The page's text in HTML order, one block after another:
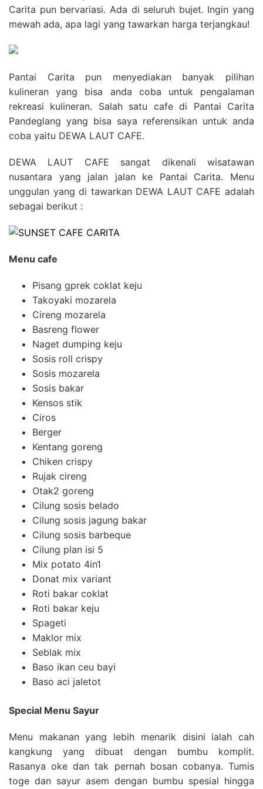
Carita pun bervariasi. Ada di seluruh bujet. Ingin yang
mewah ada, apa lagi yang tawarkan harga terjangkau!
Pantai Carita pun menyediakan banyak pilihan
kulineran yang bisa anda coba untuk pengalaman
rekreasi kulineran. Salah satu cafe di Pantai Carita
Pandeglang yang bisa saya referensikan untuk anda
coba yaitu DEWA LAUT CAFE.
DEWA LAUT CAFE sangat dikenali wisatawan
nusantara yang jalan jalan ke Pantai Carita. Menu
unggulan yang di tawarkan DEWA LAUT CAFE adalah
sebagai berikut :
Menu cafe
Pisang gprek coklat keju
Takoyaki mozarela
Cireng mozarela
Basreng flower
Naget dumping keju
Sosis roll crispy
Sosis mozarela
Sosis bakar
Kensos stik
Ciros
Berger
Kentang goreng
Chiken crispy
Rujak cireng
Otak2 goreng
Cilung sosis belado
Cilung sosis jagung bakar
Cilung sosis barbeque
Cilung plan isi 5
Mix potato 4in1
Donat mix variant
Roti bakar coklat
Roti bakar keju
Spageti
Maklor mix
Seblak mix
Baso ikan ceu bayi
Baso aci jaletot
Special Menu Sayur
Menu makanan yang lebih menarik disini ialah cah
kangkung yang dibuat dengan bumbu komplit.
Rasanya oke dan tak pernah bosan cobanya. Tumis
toge dan sayur asem dengan bumbu spesial hingga